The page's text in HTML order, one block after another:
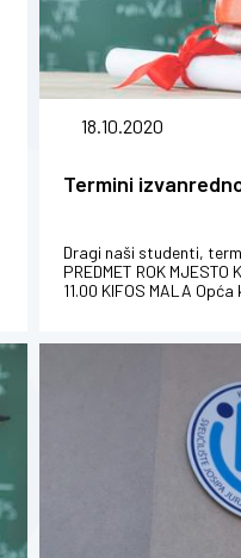
18.10.2020
Termini
Dragi naši studenti,
PREDMET ROK
11.00 KIFOS MALA